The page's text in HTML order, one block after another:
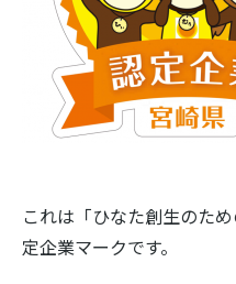
これは「ひなた創生のた
定企業マークです。